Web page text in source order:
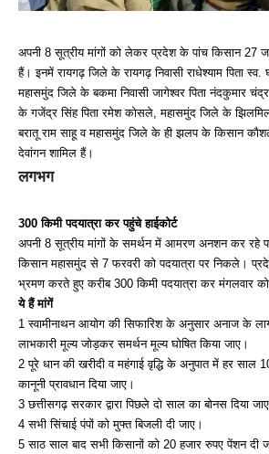
अपनी 8 सूत्रीय मांगों को लेकर प्रदेश के पांच किसान
हैं। इनमें रायगढ़ जिले के रायगढ़ निवासी राधेश्याम पिता स्व.
महासमुंद जिले के बकमा निवासी जागेश्वर पिता नंदकुमार
के गजेंद्र सिंह पिता रमेश कोसले, महासमुंद जिले के झिलमिला
बरातू राम साहू व महासमुंद जिले के ही झलप के किसान कौशल
देवांगन शामिल हैं।
लगभग
300 किमी पदयात्रा कर पहुंचे हाईकोर्ट
अपनी 8 सूत्रीय मांगों के समर्थन में आमरण अनशन कर रहे
किसान महासमुंद से 7 फरवरी को पदयात्रा पर निकले।
भ्रमण करते हुए करीब 300 किमी पदयात्रा कर मंगलवार को
ये हैं मांगें
1 स्वामीनाथन आयोग की सिफारिश के अनुसार अनाज के
लाभकारी मूल्य जोड़कर समर्थन मूल्य घोषित किया जाए।
2 पूरे धान की खरीदी व महंगाई वृद्धि के अनुपात में हर साल
कानूनी प्रावधान दिया जाए।
3 छत्तीसगढ़ सरकार द्वारा पिछले दो साल का बोनस दिया
4 सभी सिंचाई पंपों को मुफ्त बिजली दी जाए।
5 साठ साल बाद सभी किसानों को 20 हजार रुपए पेंशन दी